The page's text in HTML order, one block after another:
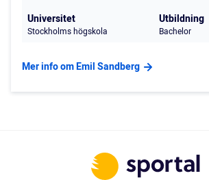
Universitet
Stockholms högskola
Utbildning
Bachelor
Mer info om Emil Sandberg